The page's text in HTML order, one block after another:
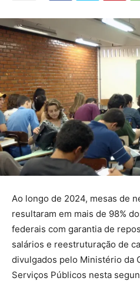
Ao longo de 2024, mesas de
resultaram em mais de 98%
federais com garantia de
salários e reestruturação de
divulgados pelo Ministério da
Serviços Públicos nesta